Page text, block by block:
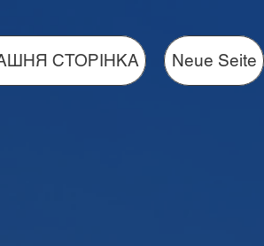
СТОРІНКА Neue Seite